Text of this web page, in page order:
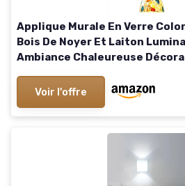
Applique Murale En Verre
Bois De Noyer Et Laiton
Ambiance Chaleureuse
Voir l'offre